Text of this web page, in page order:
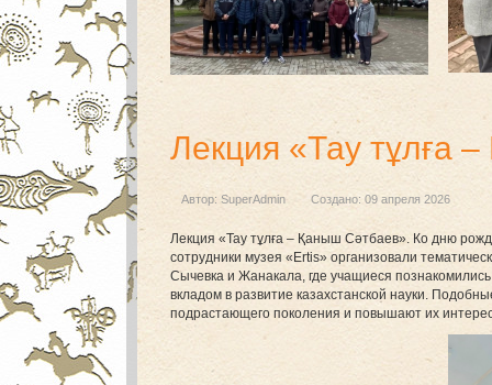
Лекция «Тау тұлға
Автор: SuperAdmin Создано: 09 апреля 2026
Лекция «Тау тұлға – Қаныш Сәтбаев». Ко дню
сотрудники музея «Ertis» организовали
Сычевка и Жанакала, где учащиеся
вкладом в развитие казахстанской науки.
подрастающего поколения и повышают их интерес